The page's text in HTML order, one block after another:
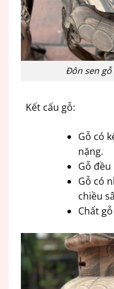
Đôn sen
Kết cấu gỗ:
Gỗ có
nặng.
Gỗ
Gỗ có
chiều
Chất